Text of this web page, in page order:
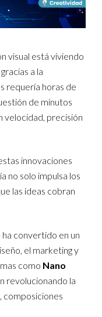
visual está viviendo
a la
requería horas de
de minutos
velocidad, precisión
innovaciones
no solo impulsa los
las ideas cobran
ha convertido en un
el marketing y
como Nano
revolucionando la
composiciones